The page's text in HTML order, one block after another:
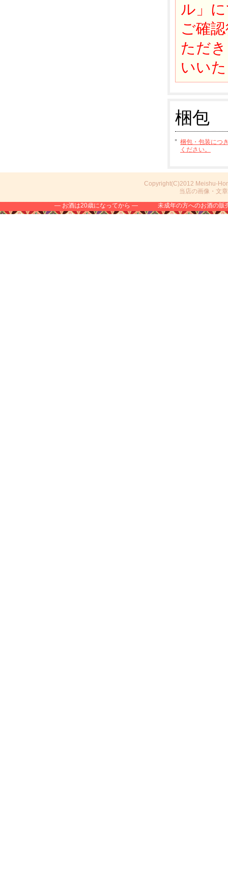
ル」
ご確
ただ
いい
梱包
梱包・包装につ
ください。
Copyright(C)2012 Meishu-
当店の画像・文
― お酒は20歳になってから ― 未成年の方へのお酒の販売